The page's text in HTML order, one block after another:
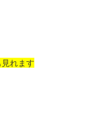
れます